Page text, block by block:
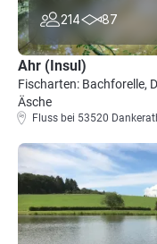
214 87
Ahr (Insul)
Fischarten: Bachforelle,
Äsche
Fluss bei 53520